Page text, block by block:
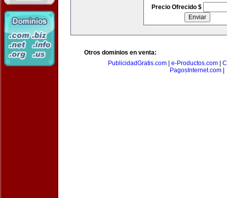
Precio Ofrecido $
Otros dominios en venta:
PublicidadGratis.com
e-Productos.com
PagosInternet.com